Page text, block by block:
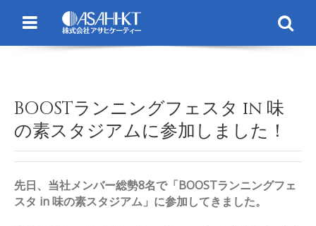
Menu
BOOSTランニングフェスタ in 味
の素スタジアムに参加しました！
先日、当社メンバー総勢8名で「BOOSTランニングフェ
スタ in 味の素スタジアム」に参加してきました。